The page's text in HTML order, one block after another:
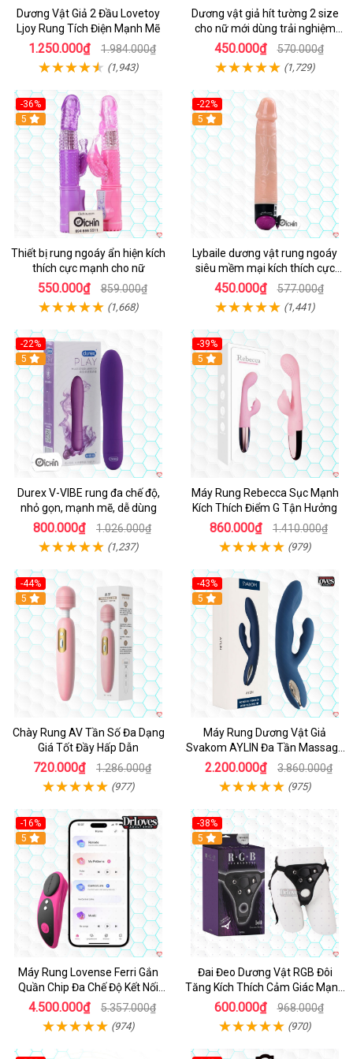
Dương Vật Giả 2 Đầu Lovetoy
Ljoy Rung Tích Điện Mạnh Mẽ
1.250.000₫ 1.984.000₫
(1,943)
Dương vật giả hít tường 2 size
cho nữ mới dùng trải nghiệm
thật
450.000₫ 570.000₫
(1,729)
-36%
Hot
5
Thiết bị rung ngoáy ẩn hiện kích
thích cực mạnh cho nữ
550.000₫ 859.000₫
(1,668)
-22%
Hot
5
Lybaile dương vật rung ngoáy
siêu mềm mại kích thích cực
mạnh
450.000₫ 577.000₫
(1,441)
-22%
Hot
5
Durex V-VIBE rung đa chế độ,
nhỏ gọn, mạnh mẽ, dễ dùng
800.000₫ 1.026.000₫
(1,237)
-39%
Hot
5
Máy Rung Rebecca Sục Mạnh
Kích Thích Điểm G Tận Hưởng
860.000₫ 1.410.000₫
(979)
-44%
Hot
5
Chày Rung AV Tần Số Đa Dạng
Giá Tốt Đầy Hấp Dẫn
720.000₫ 1.286.000₫
(977)
-43%
Hot
5
Máy Rung Dương Vật Giả
Svakom AYLIN Đa Tần Massage
Sướng
2.200.000₫ 3.860.000₫
(975)
-16%
Hot
5
Máy Rung Lovense Ferri Gắn
Quần Chip Đa Chế Độ Kết Nối
App
4.500.000₫ 5.357.000₫
(974)
-38%
Hot
5
Đai Đeo Dương Vật RGB Đôi
Tăng Kích Thích Cảm Giác Mạnh
Mẽ
600.000₫ 968.000₫
(970)